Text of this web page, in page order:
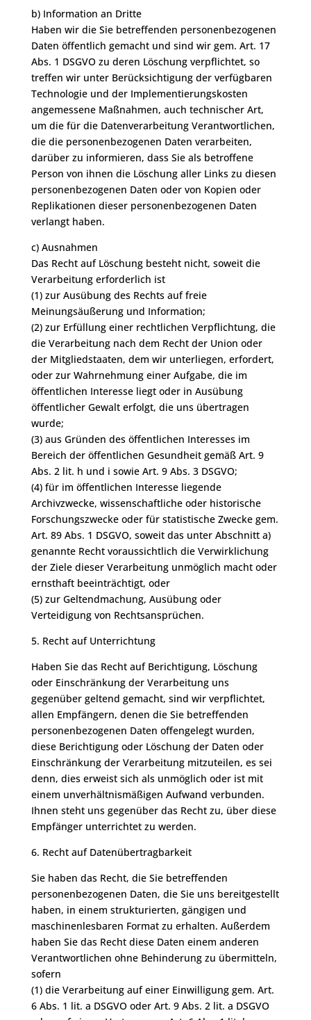
b) Information an Dritte
Haben wir die Sie betreffenden personenbezogenen
Daten öffentlich gemacht und sind wir gem. Art. 17
Abs. 1 DSGVO zu deren Löschung verpflichtet, so
treffen wir unter Berücksichtigung der verfügbaren
Technologie und der Implementierungskosten
angemessene Maßnahmen, auch technischer Art,
um die für die Datenverarbeitung Verantwortlichen,
die die personenbezogenen Daten verarbeiten,
darüber zu informieren, dass Sie als betroffene
Person von ihnen die Löschung aller Links zu diesen
personenbezogenen Daten oder von Kopien oder
Replikationen dieser personenbezogenen Daten
verlangt haben.
c) Ausnahmen
Das Recht auf Löschung besteht nicht, soweit die
Verarbeitung erforderlich ist
(1) zur Ausübung des Rechts auf freie
Meinungsäußerung und Information;
(2) zur Erfüllung einer rechtlichen Verpflichtung, die
die Verarbeitung nach dem Recht der Union oder
der Mitgliedstaaten, dem wir unterliegen, erfordert,
oder zur Wahrnehmung einer Aufgabe, die im
öffentlichen Interesse liegt oder in Ausübung
öffentlicher Gewalt erfolgt, die uns übertragen
wurde;
(3) aus Gründen des öffentlichen Interesses im
Bereich der öffentlichen Gesundheit gemäß Art. 9
Abs. 2 lit. h und i sowie Art. 9 Abs. 3 DSGVO;
(4) für im öffentlichen Interesse liegende
Archivzwecke, wissenschaftliche oder historische
Forschungszwecke oder für statistische Zwecke gem.
Art. 89 Abs. 1 DSGVO, soweit das unter Abschnitt a)
genannte Recht voraussichtlich die Verwirklichung
der Ziele dieser Verarbeitung unmöglich macht oder
ernsthaft beeinträchtigt, oder
(5) zur Geltendmachung, Ausübung oder
Verteidigung von Rechtsansprüchen.
5. Recht auf Unterrichtung
Haben Sie das Recht auf Berichtigung, Löschung
oder Einschränkung der Verarbeitung uns
gegenüber geltend gemacht, sind wir verpflichtet,
allen Empfängern, denen die Sie betreffenden
personenbezogenen Daten offengelegt wurden,
diese Berichtigung oder Löschung der Daten oder
Einschränkung der Verarbeitung mitzuteilen, es sei
denn, dies erweist sich als unmöglich oder ist mit
einem unverhältnismäßigen Aufwand verbunden.
Ihnen steht uns gegenüber das Recht zu, über diese
Empfänger unterrichtet zu werden.
6. Recht auf Datenübertragbarkeit
Sie haben das Recht, die Sie betreffenden
personenbezogenen Daten, die Sie uns bereitgestellt
haben, in einem strukturierten, gängigen und
maschinenlesbaren Format zu erhalten. Außerdem
haben Sie das Recht diese Daten einem anderen
Verantwortlichen ohne Behinderung zu übermitteln,
sofern
(1) die Verarbeitung auf einer Einwilligung gem. Art.
6 Abs. 1 lit. a DSGVO oder Art. 9 Abs. 2 lit. a DSGVO